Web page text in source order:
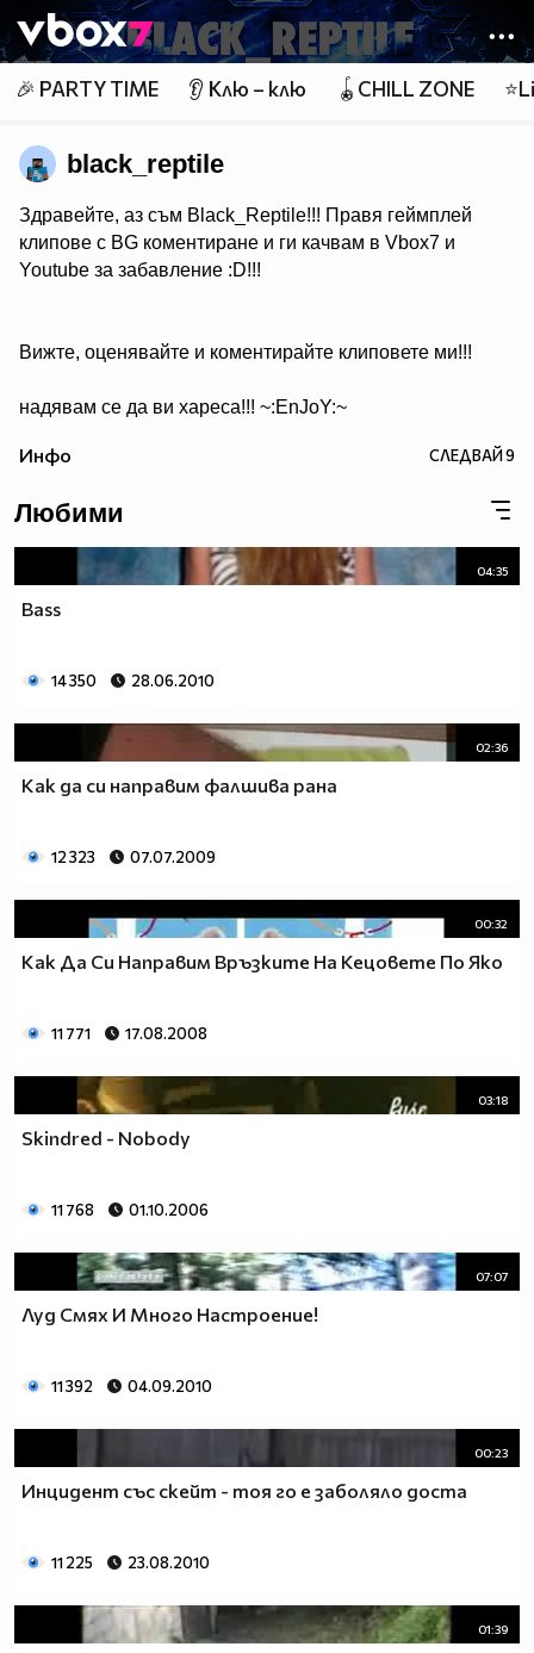
👾
🎉 PARTY TIME 👂 Клю – клю 🪀CHILL ZONE
black_reptile
Здравейте, аз съм Black_Reptile!!! Правя геймплей
клипове с BG коментиране и ги качвам в Vbox7 и
Youtube за забавление :D!!!
Вижте, оценявайте и коментирайте клиповете ми!!!
надявам се да ви хареса!!! ~:EnJoY:~
Инфо СЛЕДВАЙ9
Любими
04:35
Bass
14 350 28.06.2010
02:36
Как да си направим фалшива рана
12 323 07.07.2009
00:32
Как Да Си Направим Връзките На Кецовете По Яко
11 771 17.08.2008
03:18
Skindred - Nobody
11 768 01.10.2006
07:07
Луд Смях И Много Настроение!
11 392 04.09.2010
00:23
Инцидент със скейт - тоя го е заболяло доста
11 225 23.08.2010
01:39